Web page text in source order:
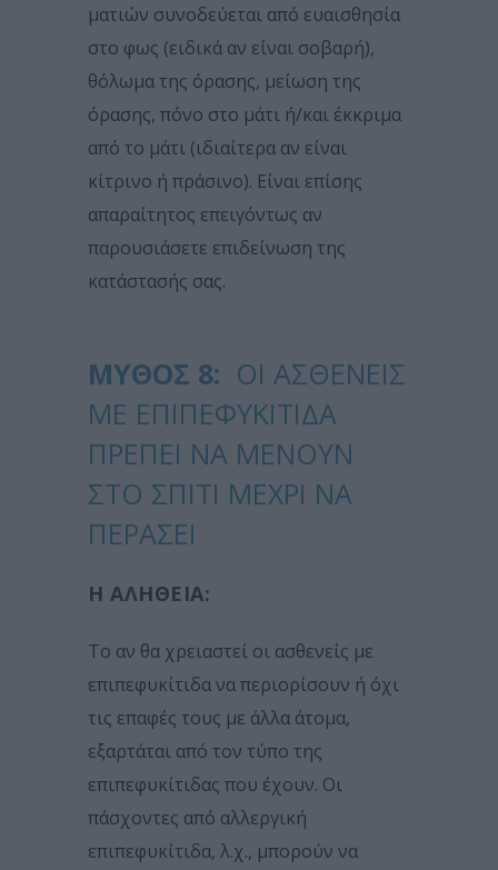
ματιών συνοδεύεται από ευαισθησία
στο φως (ειδικά αν είναι σοβαρή),
θόλωμα της όρασης, μείωση της
όρασης, πόνο στο μάτι ή/και έκκριμα
από το μάτι (ιδιαίτερα αν είναι
κίτρινο ή πράσινο). Είναι επίσης
απαραίτητος επειγόντως αν
παρουσιάσετε επιδείνωση της
κατάστασής σας.
ΜΎΘΟΣ 8: ΟΙ ΑΣΘΕΝΕΊΣ
ΜΕ ΕΠΙΠΕΦΥΚΙΤΙΔΑ
ΠΡΈΠΕΙ ΝΑ ΜΈΝΟΥΝ
ΣΤΟ ΣΠΊΤΙ ΜΈΧΡΙ ΝΑ
ΠΕΡΆΣΕΙ
Η ΑΛΉΘΕΙΑ:
Το αν θα χρειαστεί οι ασθενείς με
επιπεφυκίτιδα να περιορίσουν ή όχι
τις επαφές τους με άλλα άτομα,
εξαρτάται από τον τύπο της
επιπεφυκίτιδας που έχουν. Οι
πάσχοντες από αλλεργική
επιπεφυκίτιδα, λ.χ., μπορούν να